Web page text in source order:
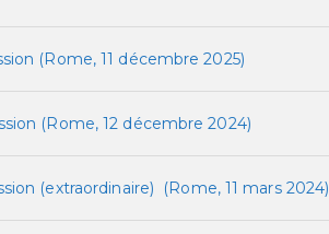
(Rome, 11 décembre 2025)
(Rome, 12 décembre 2024)
(extraordinaire) (Rome, 11 mars 2024)